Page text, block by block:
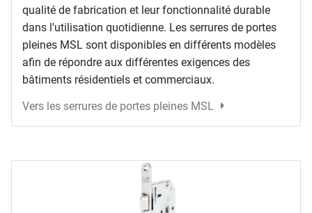
qualité de fabrication et leur fonctionnalité durable
dans l'utilisation quotidienne. Les serrures de portes
pleines MSL sont disponibles en différents modèles
afin de répondre aux différentes exigences des
bâtiments résidentiels et commerciaux.
Vers les serrures de portes pleines MSL